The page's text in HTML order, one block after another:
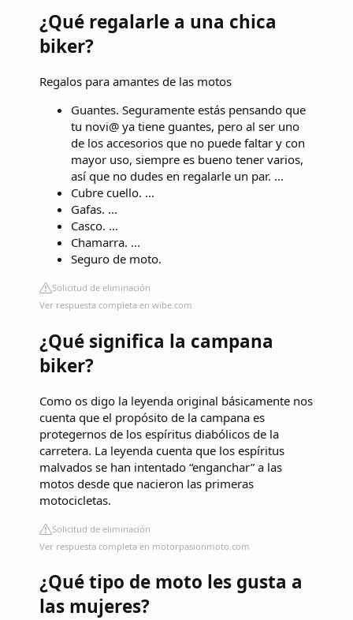
¿Qué regalarle a una chica
biker?
Regalos para amantes de las motos
Guantes. Seguramente estás pensando que
tu novi@ ya tiene guantes, pero al ser uno
de los accesorios que no puede faltar y con
mayor uso, siempre es bueno tener varios,
así que no dudes en regalarle un par. ...
Cubre cuello. ...
Gafas. ...
Casco. ...
Chamarra. ...
Seguro de moto.
Solicitud de eliminación
Ver respuesta completa en wibe.com
¿Qué significa la campana
biker?
Como os digo la leyenda original básicamente nos
cuenta que el propósito de la campana es
protegernos de los espíritus diabólicos de la
carretera. La leyenda cuenta que los espíritus
malvados se han intentado “enganchar” a las
motos desde que nacieron las primeras
motocicletas.
Solicitud de eliminación
Ver respuesta completa en motorpasionmoto.com
¿Qué tipo de moto les gusta a
las mujeres?